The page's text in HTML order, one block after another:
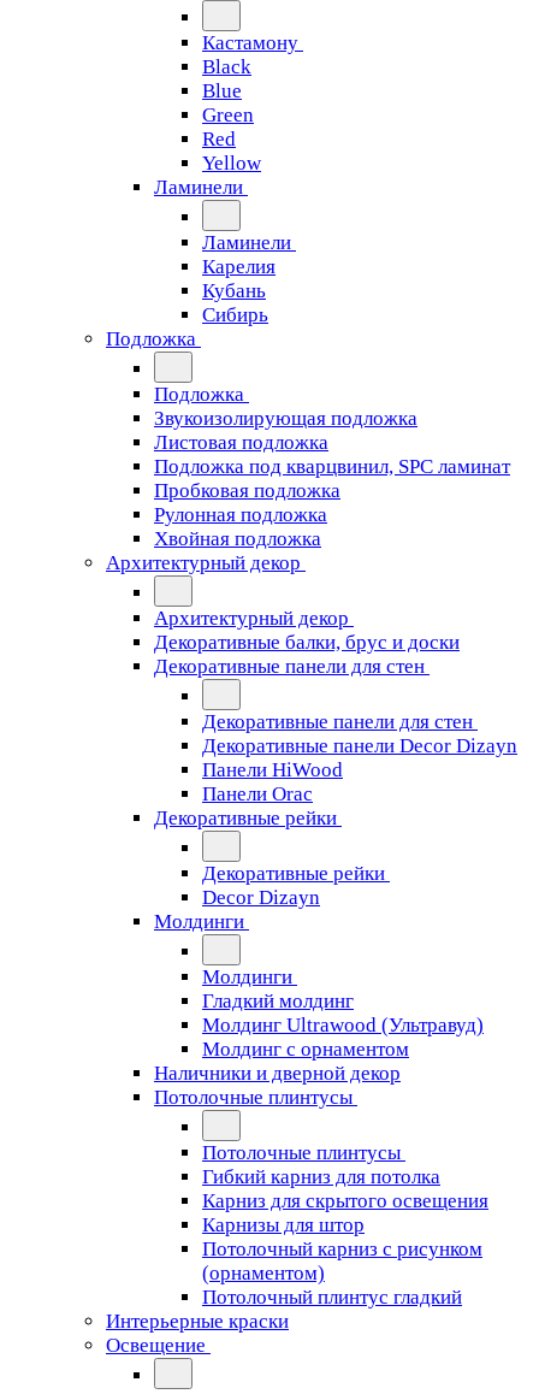
Кастамону
Black
Blue
Green
Red
Yellow
Ламинели
Ламинели
Карелия
Кубань
Сибирь
Подложка
Подложка
Звукоизолирующая подложка
Листовая подложка
Подложка под кварцвинил, SPC ламинат
Пробковая подложка
Рулонная подложка
Хвойная подложка
Архитектурный декор
Архитектурный декор
Декоративные балки, брус и доски
Декоративные панели для стен
Декоративные панели для стен
Декоративные панели Decor Dizayn
Панели HiWood
Панели Orac
Декоративные рейки
Декоративные рейки
Decor Dizayn
Молдинги
Молдинги
Гладкий молдинг
Молдинг Ultrawood (Ультравуд)
Молдинг с орнаментом
Наличники и дверной декор
Потолочные плинтусы
Потолочные плинтусы
Гибкий карниз для потолка
Карниз для скрытого освещения
Карнизы для штор
Потолочный карниз с рисунком
(орнаментом)
Потолочный плинтус гладкий
Интерьерные краски
Освещение